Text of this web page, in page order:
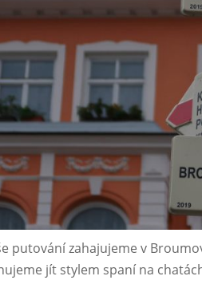
putování zahajujeme v
jít stylem spaní na